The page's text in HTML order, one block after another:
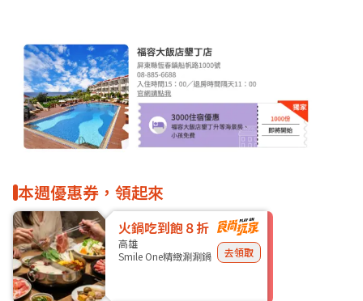
本週優惠券，領起來
火鍋吃到飽８折
高雄
Smile One精緻涮涮鍋
去領取